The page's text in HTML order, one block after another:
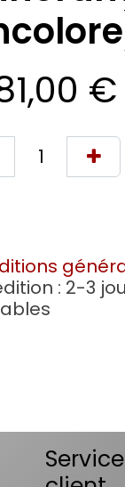
€
: 2-3
Service